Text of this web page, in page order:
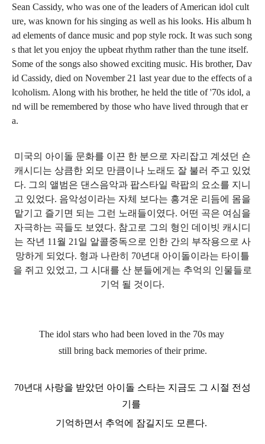
Sean Cassidy, who was one of the leaders of American idol cult
ure, was known for his singing as well as his looks. His album h
ad elements of dance music and pop style rock. It was such song
s that let you enjoy the upbeat rhythm rather than the tune itself.
Some of the songs also showed exciting music. His brother, Dav
id Cassidy, died on November 21 last year due to the effects of a
lcoholism. Along with his brother, he held the title of '70s idol, a
nd will be remembered by those who have lived through that er
a.
미국의 아이돌 문화를 이끈 한 분으로 자리잡고 계셨던 숀
캐시디는 상큼한 외모 만큼이나 노래도 잘 불러 주고 있었
다. 그의 앨범은 댄스음악과 팝스타일 락팝의 요소를 지니
고 있었다. 음악성이라는 자체 보다는 흥겨운 리듬에 몸을
맡기고 즐기면 되는 그런 노래들이였다. 어떤 곡은 여심을
자극하는 곡들도 보였다. 참고로 그의 형인 데이빗 캐시디
는 작년 11월 21일 알콜중독으로 인한 간의 부작용으로 사
망하게 되었다. 형과 나란히 70년대 아이돌이라는 타이틀
을 쥐고 있었고, 그 시대를 산 분들에게는 추억의 인물들로
기억 될 것이다.
The idol stars who had been loved in the 70s may
still bring back memories of their prime.
70년대 사랑을 받았던 아이돌 스타는 지금도 그 시절 전성
기를
기억하면서 추억에 잠길지도 모른다.